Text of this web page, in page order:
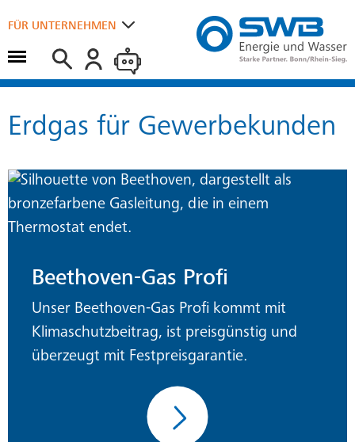
FÜR UNTERNEHMEN
FÜR ZUHAUSE
Hauptmenü öffnen
Suchen
Erdgas für Gewerbekunden
Beethoven-Gas Profi
Unser Beethoven-Gas Profi kommt mit
Klimaschutzbeitrag, ist preisgünstig und
überzeugt mit Festpreisgarantie.